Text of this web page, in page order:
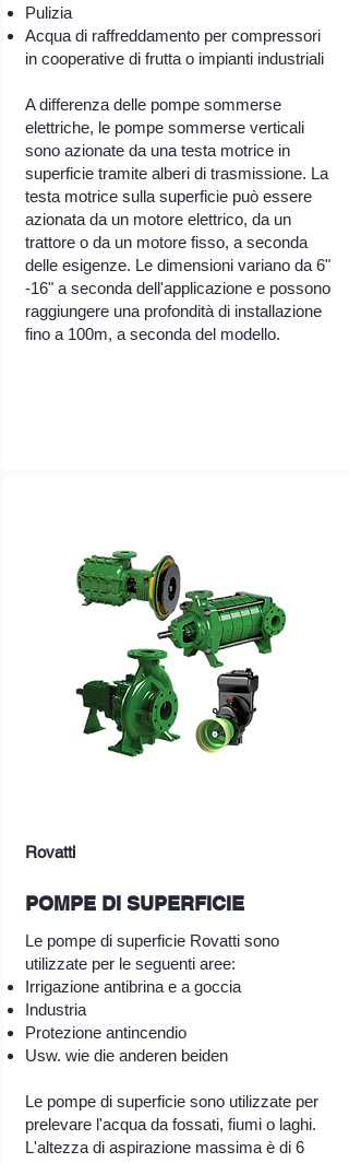
Pulizia
Acqua di raffreddamento per compressori
in cooperative di frutta o impianti industriali
A differenza delle pompe sommerse
elettriche, le pompe sommerse verticali
sono azionate da una testa motrice in
superficie tramite alberi di trasmissione. La
testa motrice sulla superficie può essere
azionata da un motore elettrico, da un
trattore o da un motore fisso, a seconda
delle esigenze. Le dimensioni variano da 6"
-16" a seconda dell'applicazione e possono
raggiungere una profondità di installazione
fino a 100m, a seconda del modello.
Rovatti
POMPE DI SUPERFICIE
Le pompe di superficie Rovatti sono
utilizzate per le seguenti aree:
Irrigazione antibrina e a goccia
Industria
Protezione antincendio
Usw. wie die anderen beiden
Le pompe di superficie sono utilizzate per
prelevare l'acqua da fossati, fiumi o laghi.
L'altezza di aspirazione massima è di 6